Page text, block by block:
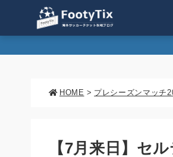
HOME > プレシーズンマッチ
【7月来日】セ